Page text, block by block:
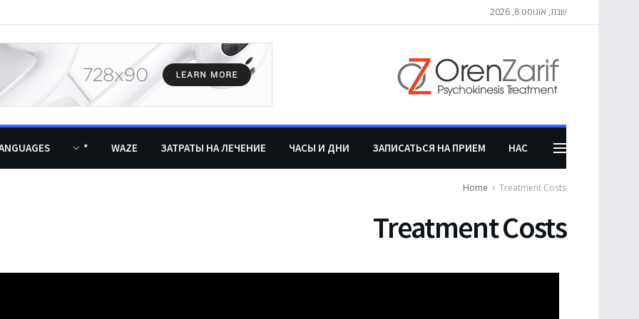
שבת, אוגוסט 8, 2026
НАС
ЗАПИСАТЬСЯ НА ПРИЕМ
ЧАСЫ И ДНИ
ЗАТРАТЫ НА ЛЕЧЕНИЕ
WAZE
*
Home Treatment Costs
Treatment Costs